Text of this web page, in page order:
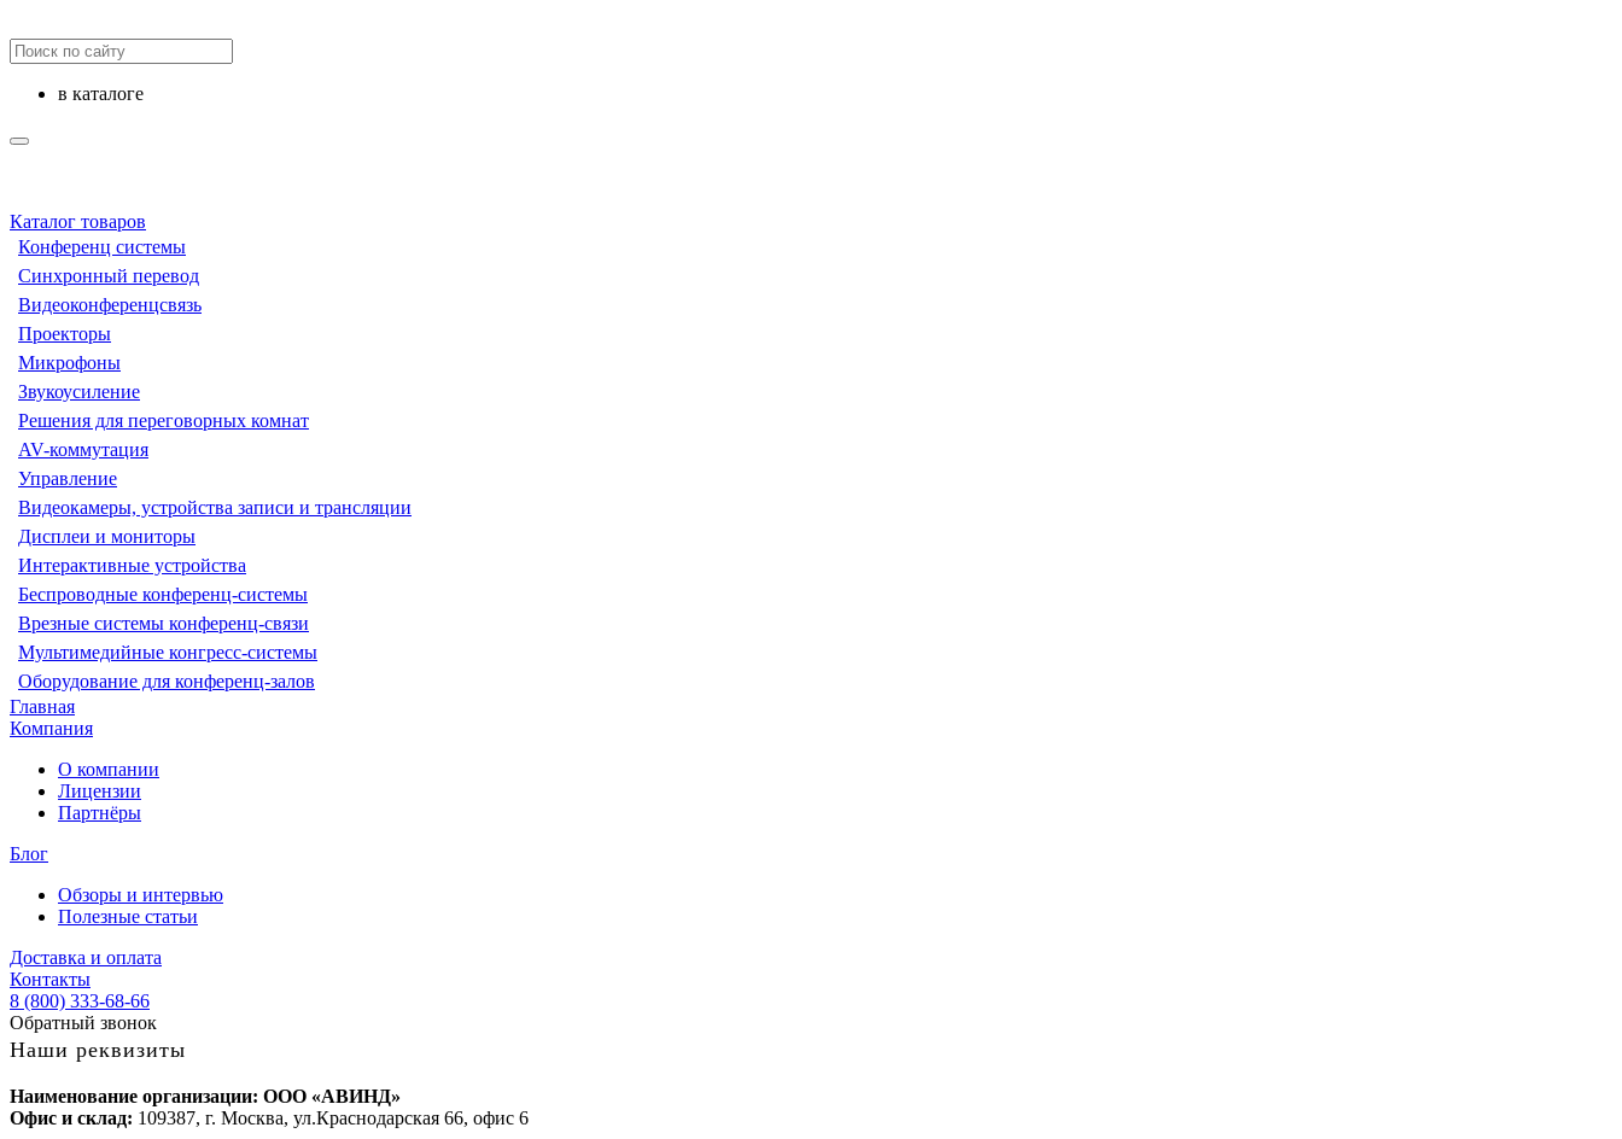
в каталоге
Каталог товаров
Конференц системы
Синхронный перевод
Видеоконференцсвязь
Проекторы
Микрофоны
Звукоусиление
Решения для переговорных комнат
AV-коммутация
Управление
Видеокамеры, устройства записи и трансляции
Дисплеи и мониторы
Интерактивные устройства
Беспроводные конференц-системы
Врезные системы конференц-связи
Мультимедийные конгресс-системы
Оборудование для конференц-залов
Главная
Компания
О компании
Лицензии
Партнёры
Блог
Обзоры и интервью
Полезные статьи
Доставка и оплата
Контакты
8 (800) 333-68-66
Обратный звонок
Наши реквизиты
Наименование организации: ООО «АВИНД»
Офис и склад: 109387, г. Москва, ул.Краснодарская 66, офис 6